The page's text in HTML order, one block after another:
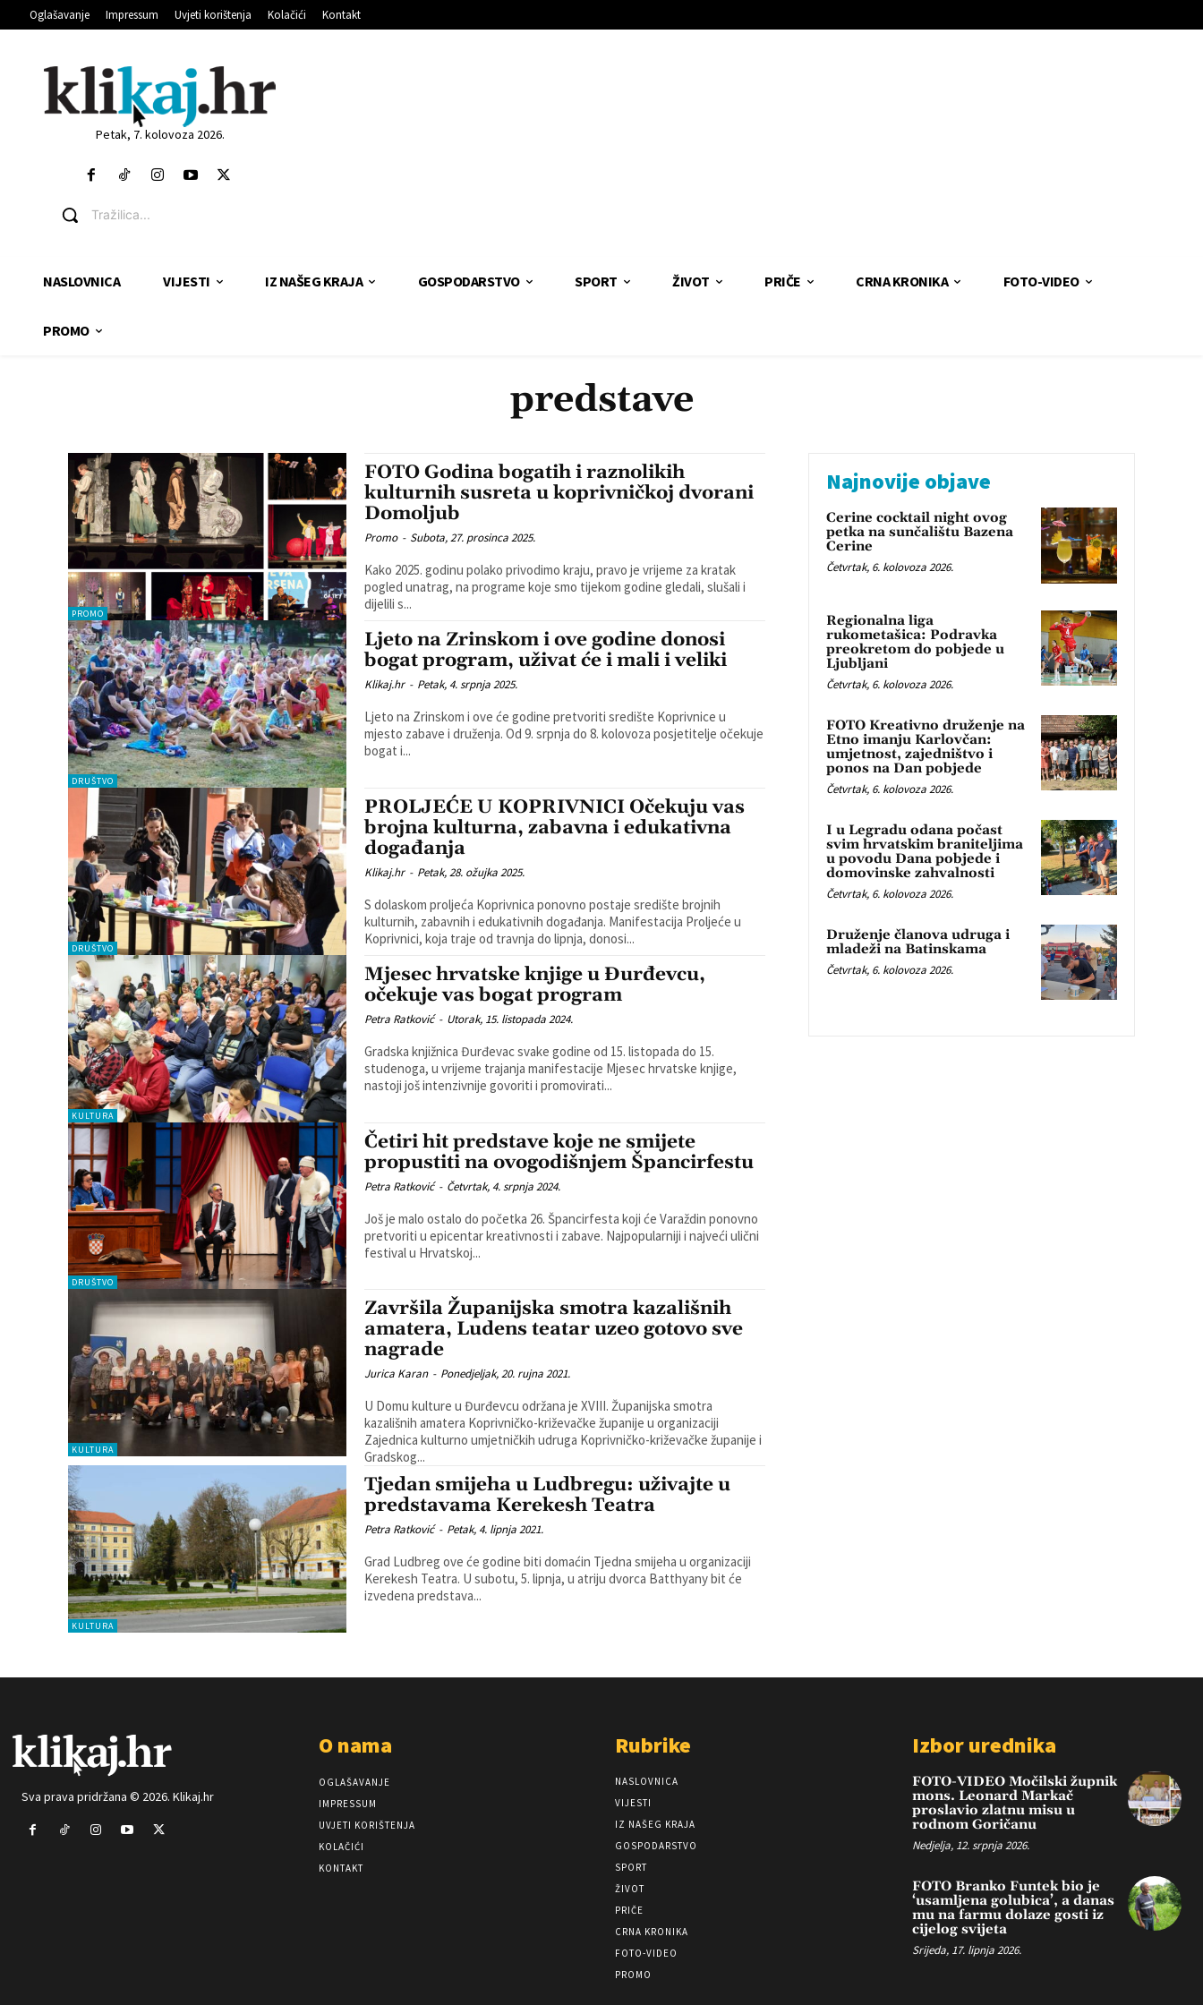
Oglašavanje Impressum Uvjeti korištenja Kolačići Kontakt
Petak, 7. kolovoza 2026.
Tražilica...
NASLOVNICA VIJESTI IZ NAŠEG KRAJA GOSPODARSTVO SPORT ŽIVOT PRIČE CRNA KRONIKA FOTO-VIDEO
PROMO
predstave
PROMO
FOTO Godina bogatih i raznolikih
kulturnih susreta u koprivničkoj dvorani
Domoljub
Promo - Subota, 27. prosinca 2025.
Kako 2025. godinu polako privodimo kraju, pravo je vrijeme za kratak
pogled unatrag, na programe koje smo tijekom godine gledali, slušali i
dijelili s...
DRUŠTVO
Ljeto na Zrinskom i ove godine donosi
bogat program, uživat će i mali i veliki
Klikaj.hr - Petak, 4. srpnja 2025.
Ljeto na Zrinskom i ove će godine pretvoriti središte Koprivnice u
mjesto zabave i druženja. Od 9. srpnja do 8. kolovoza posjetitelje očekuje
bogat i...
DRUŠTVO
PROLJEĆE U KOPRIVNICI Očekuju vas
brojna kulturna, zabavna i edukativna
događanja
Klikaj.hr - Petak, 28. ožujka 2025.
S dolaskom proljeća Koprivnica ponovno postaje središte brojnih
kulturnih, zabavnih i edukativnih događanja. Manifestacija Proljeće u
Koprivnici, koja traje od travnja do lipnja, donosi...
KULTURA
Mjesec hrvatske knjige u Đurđevcu,
očekuje vas bogat program
Petra Ratković - Utorak, 15. listopada 2024.
Gradska knjižnica Đurđevac svake godine od 15. listopada do 15.
studenoga, u vrijeme trajanja manifestacije Mjesec hrvatske knjige,
nastoji još intenzivnije govoriti i promovirati...
DRUŠTVO
Četiri hit predstave koje ne smijete
propustiti na ovogodišnjem Špancirfestu
Petra Ratković - Četvrtak, 4. srpnja 2024.
Još je malo ostalo do početka 26. Špancirfesta koji će Varaždin ponovno
pretvoriti u epicentar kreativnosti i zabave. Najpopularniji i najveći ulični
festival u Hrvatskoj...
KULTURA
Završila Županijska smotra kazališnih
amatera, Ludens teatar uzeo gotovo sve
nagrade
Jurica Karan - Ponedjeljak, 20. rujna 2021.
U Domu kulture u Đurđevcu održana je XVIII. Županijska smotra
kazališnih amatera Koprivničko-križevačke županije u organizaciji
Zajednica kulturno umjetničkih udruga Koprivničko-križevačke županije i
Gradskog...
KULTURA
Tjedan smijeha u Ludbregu: uživajte u
predstavama Kerekesh Teatra
Petra Ratković - Petak, 4. lipnja 2021.
Grad Ludbreg ove će godine biti domaćin Tjedna smijeha u organizaciji
Kerekesh Teatra. U subotu, 5. lipnja, u atriju dvorca Batthyany bit će
izvedena predstava...
Najnovije objave
Cerine cocktail night ovog
petka na sunčalištu Bazena
Cerine
Četvrtak, 6. kolovoza 2026.
Regionalna liga
rukometašica: Podravka
preokretom do pobjede u
Ljubljani
Četvrtak, 6. kolovoza 2026.
FOTO Kreativno druženje na
Etno imanju Karlovčan:
umjetnost, zajedništvo i
ponos na Dan pobjede
Četvrtak, 6. kolovoza 2026.
I u Legradu odana počast
svim hrvatskim braniteljima
u povodu Dana pobjede i
domovinske zahvalnosti
Četvrtak, 6. kolovoza 2026.
Druženje članova udruga i
mladeži na Batinskama
Četvrtak, 6. kolovoza 2026.
Sva prava pridržana © 2026. Klikaj.hr
O nama
OGLAŠAVANJE
IMPRESSUM
UVJETI KORIŠTENJA
KOLAČIĆI
KONTAKT
Rubrike
NASLOVNICA
VIJESTI
IZ NAŠEG KRAJA
GOSPODARSTVO
SPORT
ŽIVOT
PRIČE
CRNA KRONIKA
FOTO-VIDEO
PROMO
Izbor urednika
FOTO-VIDEO Močilski župnik
mons. Leonard Markač
proslavio zlatnu misu u
rodnom Goričanu
Nedjelja, 12. srpnja 2026.
FOTO Branko Funtek bio je
‘usamljena golubica’, a danas
mu na farmu dolaze gosti iz
cijelog svijeta
Srijeda, 17. lipnja 2026.